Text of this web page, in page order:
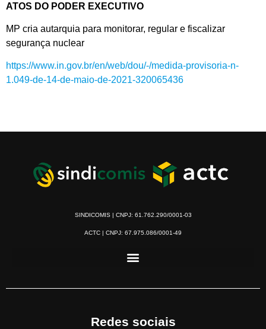
ATOS DO PODER EXECUTIVO
MP cria autarquia para monitorar, regular e fiscalizar
segurança nuclear
https://www.in.gov.br/en/web/dou/-/medida-provisoria-n-
1.049-de-14-de-maio-de-2021-320065436
SINDICOMIS | CNPJ: 61.762.290/0001-03
ACTC | CNPJ: 67.975.086/0001-49
Redes sociais